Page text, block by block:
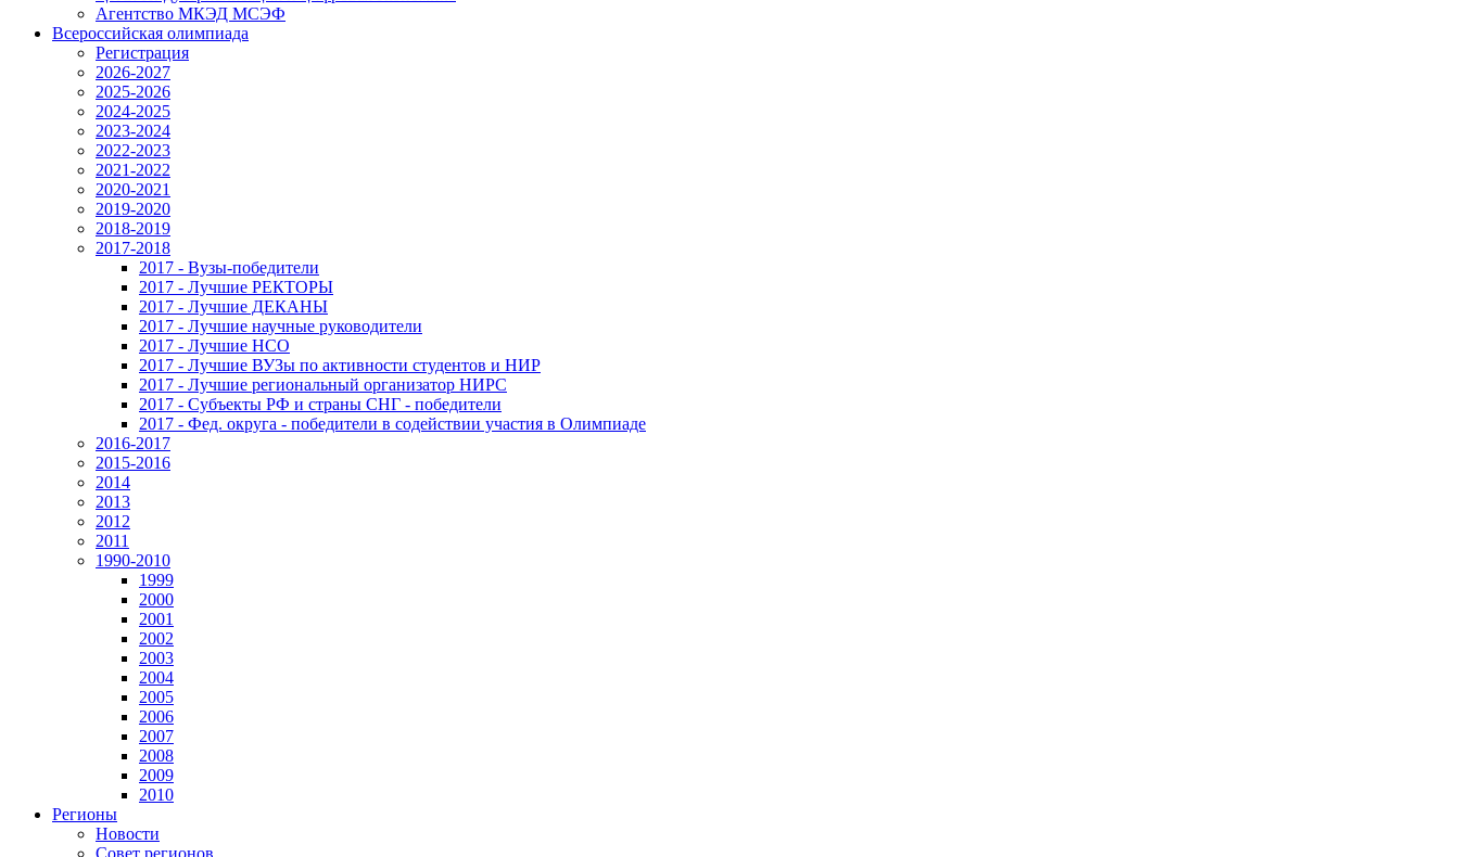
Агентство МКЭД МСЭФ
Всероссийская олимпиада
Регистрация
2026-2027
2025-2026
2024-2025
2023-2024
2022-2023
2021-2022
2020-2021
2019-2020
2018-2019
2017-2018
2017 - Вузы-победители
2017 - Лучшие РЕКТОРЫ
2017 - Лучшие ДЕКАНЫ
2017 - Лучшие научные руководители
2017 - Лучшие НСО
2017 - Лучшие ВУЗы по активности студентов и НИР
2017 - Лучшие региональный организатор НИРС
2017 - Субъекты РФ и страны СНГ - победители
2017 - Фед. округа - победители в содействии участия в Олимпиаде
2016-2017
2015-2016
2014
2013
2012
2011
1990-2010
1999
2000
2001
2002
2003
2004
2005
2006
2007
2008
2009
2010
Регионы
Новости
Совет регионов